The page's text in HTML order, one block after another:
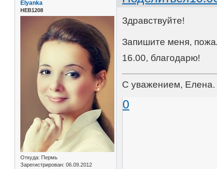
Elyanka
НЕВ1208
Откуда: Пермь
Зарегистрирован: 06.09.2012
Здравствуйте!
Запишите меня,
16.00, благодарю!
С уважением, Елена.
0